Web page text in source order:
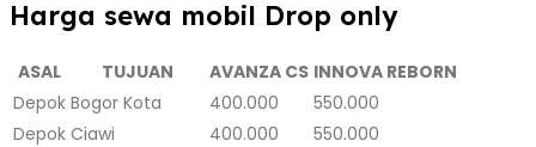
Harga sewa mobil Drop only
ASAL TUJUAN AVANZA CS INNOVA REBORN
Depok Bogor Kota 400.000
550.000
Depok Ciawi 400.000
550.000